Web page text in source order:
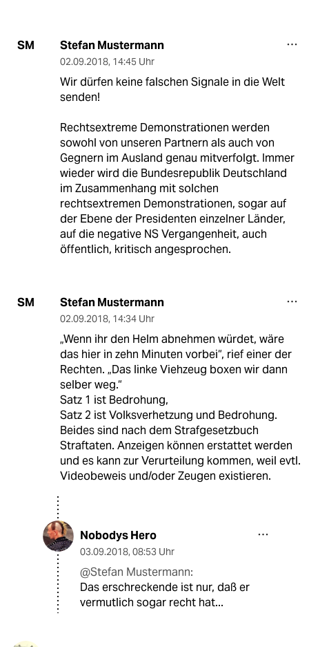
SM Stefan Mustermann
02.09.2018, 14:45 Uhr
Wir dürfen keine falschen Signale in die Welt
senden!
Rechtsextreme Demonstrationen werden
sowohl von unseren Partnern als auch von
Gegnern im Ausland genau mitverfolgt. Immer
wieder wird die Bundesrepublik Deutschland
im Zusammenhang mit solchen
rechtsextremen Demonstrationen, sogar auf
der Ebene der Presidenten einzelner Länder,
auf die negative NS Vergangenheit, auch
öffentlich, kritisch angesprochen.
SM Stefan Mustermann
02.09.2018, 14:34 Uhr
„Wenn ihr den Helm abnehmen würdet, wäre
das hier in zehn Minuten vorbei“, rief einer der
Rechten. „Das linke Viehzeug boxen wir dann
selber weg.“
Satz 1 ist Bedrohung,
Satz 2 ist Volksverhetzung und Bedrohung.
Beides sind nach dem Strafgesetzbuch
Straftaten. Anzeigen können erstattet werden
und es kann zur Verurteilung kommen, weil evtl.
Videobeweis und/oder Zeugen existieren.
Nobodys Hero
03.09.2018, 08:53 Uhr
@Stefan Mustermann:
Das erschreckende ist nur, daß er
vermutlich sogar recht hat...